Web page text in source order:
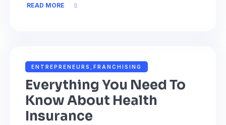
READ MORE
ENTREPRENEURS FRANCHISING
NOVEMBER 15, 2022 ADMIN
Everything You Need To
Know About Health
Insurance